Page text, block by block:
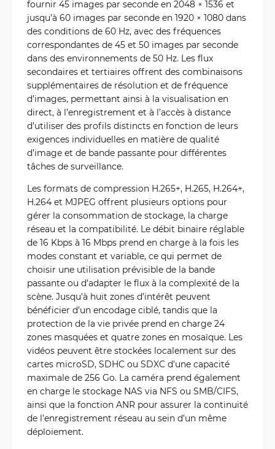
fournir 45 images par seconde en 2048 × 1536 et
jusqu’à 60 images par seconde en 1920 × 1080 dans
des conditions de 60 Hz, avec des fréquences
correspondantes de 45 et 50 images par seconde
dans des environnements de 50 Hz. Les flux
secondaires et tertiaires offrent des combinaisons
supplémentaires de résolution et de fréquence
d’images, permettant ainsi à la visualisation en
direct, à l’enregistrement et à l’accès à distance
d’utiliser des profils distincts en fonction de leurs
exigences individuelles en matière de qualité
d’image et de bande passante pour différentes
tâches de surveillance.
Les formats de compression H.265+, H.265, H.264+,
H.264 et MJPEG offrent plusieurs options pour
gérer la consommation de stockage, la charge
réseau et la compatibilité. Le débit binaire réglable
de 16 Kbps à 16 Mbps prend en charge à la fois les
modes constant et variable, ce qui permet de
choisir une utilisation prévisible de la bande
passante ou d’adapter le flux à la complexité de la
scène. Jusqu’à huit zones d’intérêt peuvent
bénéficier d’un encodage ciblé, tandis que la
protection de la vie privée prend en charge 24
zones masquées et quatre zones en mosaïque. Les
vidéos peuvent être stockées localement sur des
cartes microSD, SDHC ou SDXC d’une capacité
maximale de 256 Go. La caméra prend également
en charge le stockage NAS via NFS ou SMB/CIFS,
ainsi que la fonction ANR pour assurer la continuité
de l’enregistrement réseau au sein d’un même
déploiement.